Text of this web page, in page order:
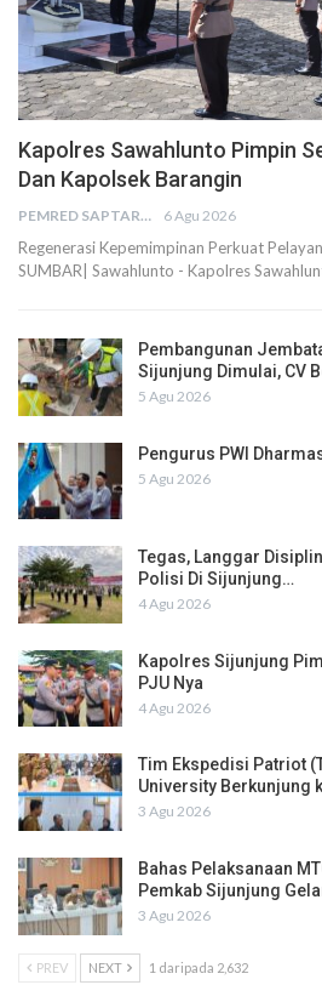
Kapolres Sawahlunto Pimpin
Dan Kapolsek Barangin
PEMRED SAPTARIUS 6 Agu 2026
Regenerasi Kepemimpinan Perkuat
SUMBAR| Sawahlunto - Kapolres
Pembangunan
Sijunjung Dimulai, CV
5 Agu 2026
Pengurus PWI
5 Agu 2026
Tegas, Langgar
Polisi Di Sijunjung…
4 Agu 2026
Kapolres Sijunjung
PJU Nya
4 Agu 2026
Tim Ekspedisi Patriot
University Berkunjung
3 Agu 2026
Bahas Pelaksanaan
Pemkab Sijunjung
3 Agu 2026
PREV NEXT 1 daripada 2,632